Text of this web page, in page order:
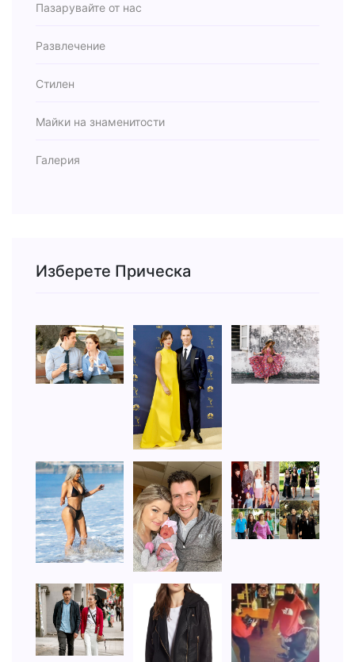
Пазарувайте от нас
Развлечение
Стилен
Майки на знаменитости
Галерия
Изберете Прическа